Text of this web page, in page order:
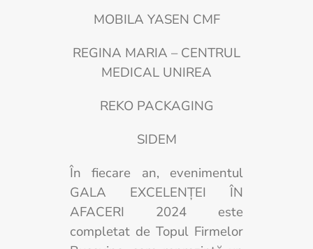
MOBILA YASEN CMF
REGINA MARIA – CENTRUL
MEDICAL UNIREA
REKO PACKAGING
SIDEM
În fiecare an, evenimentul
GALA EXCELENȚEI ÎN
AFACERI 2024 este
completat de Topul Firmelor